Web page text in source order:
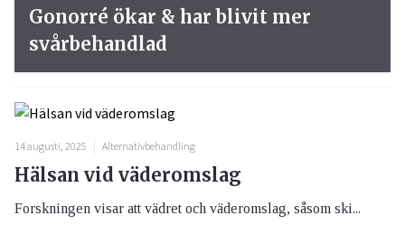
Gonorré ökar & har blivit mer
svårbehandlad
14 augusti, 2025 Alternativbehandling
Hälsan vid väderomslag
Forskningen visar att vädret och väderomslag, såsom ski...